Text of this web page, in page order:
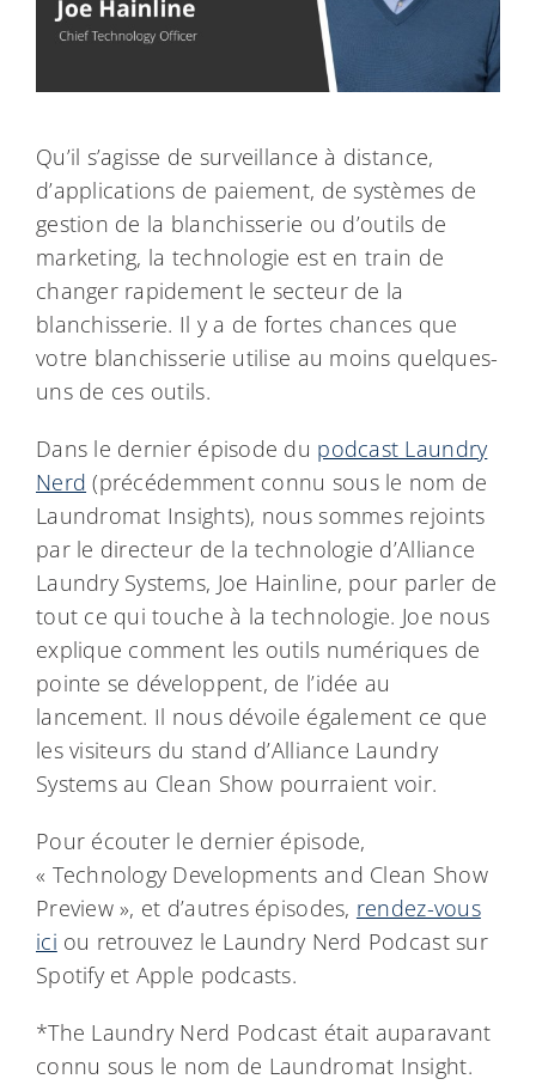
Qu’il s’agisse de surveillance à distance,
d’applications de paiement, de systèmes de
gestion de la blanchisserie ou d’outils de
marketing, la technologie est en train de
changer rapidement le secteur de la
blanchisserie. Il y a de fortes chances que
votre blanchisserie utilise au moins quelques-
uns de ces outils.
Dans le dernier épisode du podcast Laundry
Nerd (précédemment connu sous le nom de
Laundromat Insights), nous sommes rejoints
par le directeur de la technologie d’Alliance
Laundry Systems, Joe Hainline, pour parler de
tout ce qui touche à la technologie. Joe nous
explique comment les outils numériques de
pointe se développent, de l’idée au
lancement. Il nous dévoile également ce que
les visiteurs du stand d’Alliance Laundry
Systems au Clean Show pourraient voir.
Pour écouter le dernier épisode,
« Technology Developments and Clean Show
Preview », et d’autres épisodes, rendez-vous
ici ou retrouvez le Laundry Nerd Podcast sur
Spotify et Apple podcasts.
*The Laundry Nerd Podcast était auparavant
connu sous le nom de Laundromat Insight.